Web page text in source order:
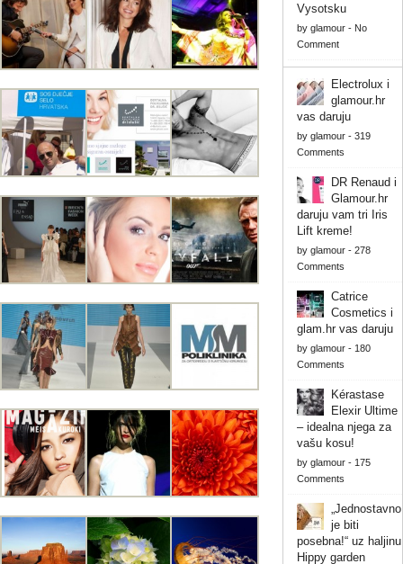
Vysotsku
by glamour- No
Comment
Electrolux i
glamour.hr
vas daruju
by glamour- 319
Comments
DR Renaud i
Glamour.hr
daruju vam tri Iris
Lift kreme!
by glamour- 278
Comments
Catrice
Cosmetics i
glam.hr vas daruju
by glamour- 180
Comments
Kérastase
Elexir Ultime
– idealna njega za
vašu kosu!
by glamour- 175
Comments
„Jednostavno
je biti
posebna!“ uz haljinu
Hippy garden